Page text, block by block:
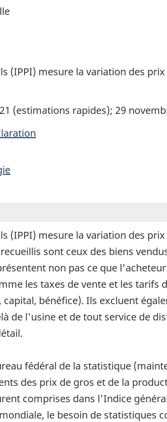
(IPPI) mesure la variation des
(estimations rapides); 29
(IPPI) mesure la variation des
sont ceux des biens
non pas ce que
les taxes de vente et les tarifs
bénéfice). Ils excluent
de l'usine et de tout service de
fédéral de la statistique
des prix de gros et de la
comprises dans l'Indice
le besoin de statistiques